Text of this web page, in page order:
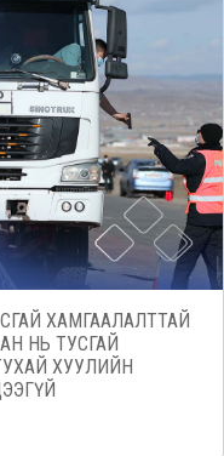
ХАМГААЛАЛТТАЙ
НЬ ТУСГАЙ
ХУУЛИЙН